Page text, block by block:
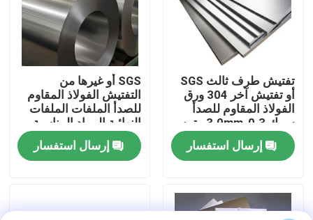
اتصل بنا
أخبار
القضايا
صفائح استانلس ستيل
تفتيش طرف ثالث SGS
أو تفتيش آخر 304 ورق
الفولاذ المقاوم للصدأ
سمك 0.3-3.0mm متين
وسهل لحام
إرسال استفسار
SGS أو غيرها من
التفتيش الفولاذ المقاوم
للصدأ الملفات الملفات
النهائية المواد المناسبة
لتطبيقات هندسة البناء
إرسال استفسار